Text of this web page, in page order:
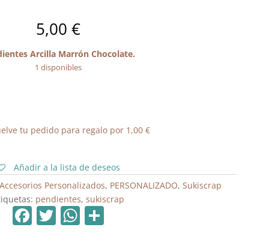
5,00€
Arcilla Marrón Chocolate.
1 disponibles
tu pedido para regalo por 1,00 €
Añadir a la lista de deseos
Accesorios Personalizados, PERSONALIZADO,Sukiscrap
pendientes, sukiscrap
F T W